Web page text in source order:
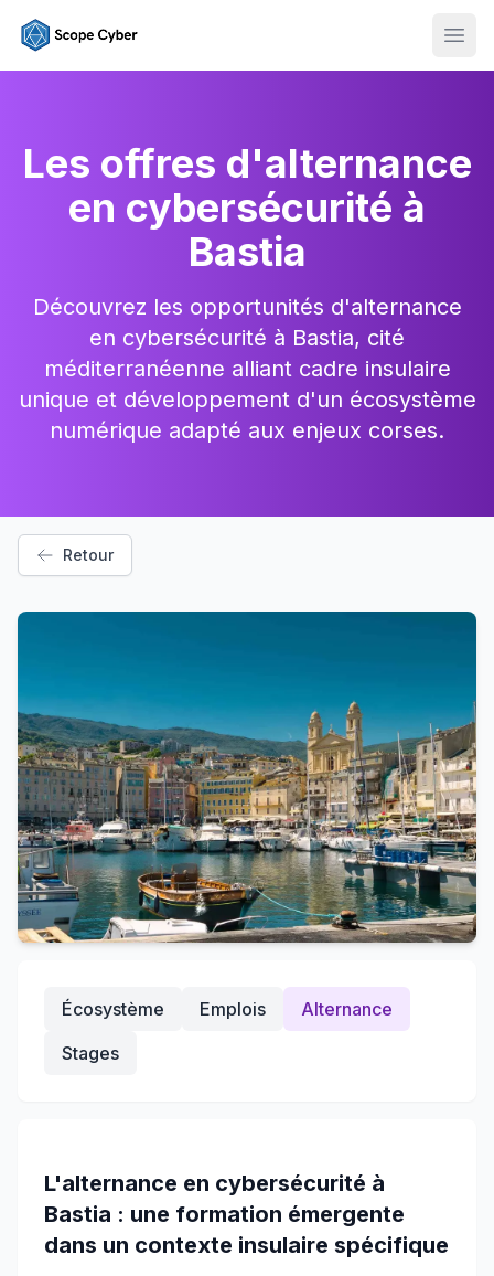
Les offres d'alternance
en cybersécurité à
Bastia
Découvrez les opportunités d'alternance
en cybersécurité à Bastia, cité
méditerranéenne alliant cadre insulaire
unique et développement d'un écosystème
numérique adapté aux enjeux corses.
Retour
Écosystème Emplois
Alternance
Stages
L'alternance en cybersécurité à
Bastia : une formation émergente
dans un contexte insulaire spécifique